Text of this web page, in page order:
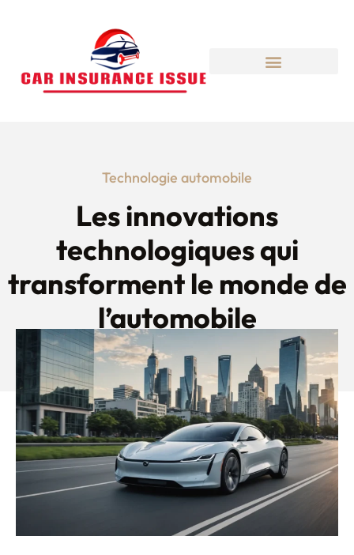
Technologie automobile
Les innovations
technologiques qui
transforment le monde de
l’automobile